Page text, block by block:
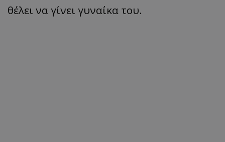
θέλει να γίνει γυναίκα του.